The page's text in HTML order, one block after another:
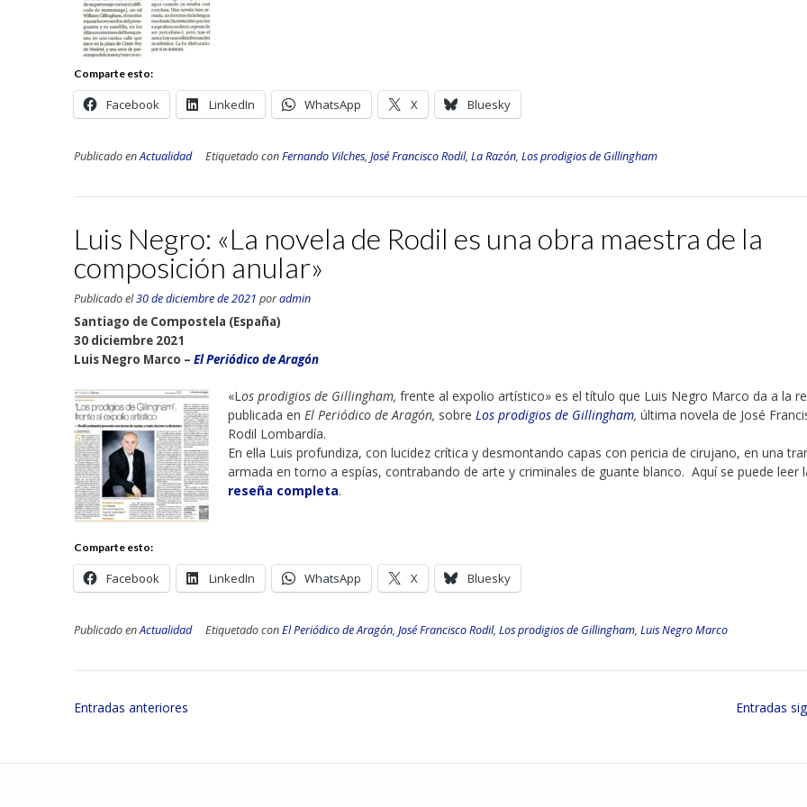
Comparte esto:
Facebook LinkedIn WhatsApp X Bluesky
Publicado enActualidad Etiquetado conFernando Vilches, José Francisco Rodil, La Razón, Los prodigios de Gillingham
Luis Negro: «La novela de Rodil es una obra maestra de la
composición anular»
Publicado el30 de diciembre de 2021 poradmin
Santiago de Compostela (España)
30 diciembre 2021
Luis Negro Marco – El Periódico de Aragón
«L os prodigios de Gillingham, frente al expolio artístico» es el título que Luis Negro Marco da a la
publicada en El Periódico de Aragón, sobre Los prodigios de Gillingham, última novela de José
Rodil Lombardía.
En ella Luis profundiza, con lucidez crítica y desmontando capas con pericia de cirujano, en una
armada en torno a espías, contrabando de arte y criminales de guante blanco. Aquí se puede leer
reseña completa.
Comparte esto:
Facebook LinkedIn WhatsApp X Bluesky
Publicado enActualidad Etiquetado conEl Periódico de Aragón, José Francisco Rodil, Los prodigios de Gillingham, Luis Negro Marco
Navegación
Entradas anteriores Entradas